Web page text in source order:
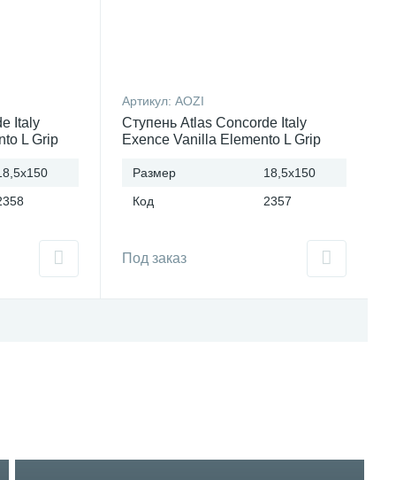
Italy
L Grip
Артикул: AOZI
Ступень Atlas Concorde Italy
Exence Vanilla Elemento L Grip
Размер
18,5x150
Код
2357
Под заказ